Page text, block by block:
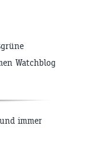
Watchblog
immer